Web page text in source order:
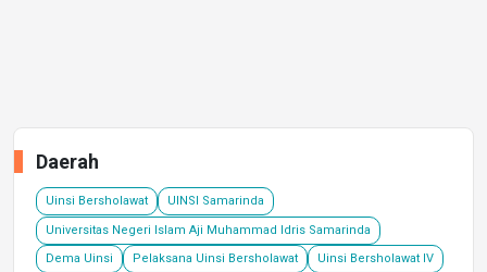
Daerah
Uinsi Bersholawat UINSI Samarinda
Universitas Negeri Islam Aji Muhammad Idris Samarinda
Dema Uinsi Pelaksana Uinsi Bersholawat Uinsi Bersholawat IV